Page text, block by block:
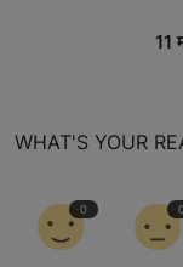
11
WHAT'S YOUR
0 0